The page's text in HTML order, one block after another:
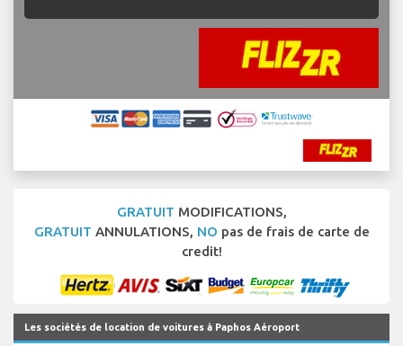
GRATUIT MODIFICATIONS,
GRATUIT ANNULATIONS, NO pas de frais de carte de
credit!
Les sociétés de location de voitures à Paphos Aéroport